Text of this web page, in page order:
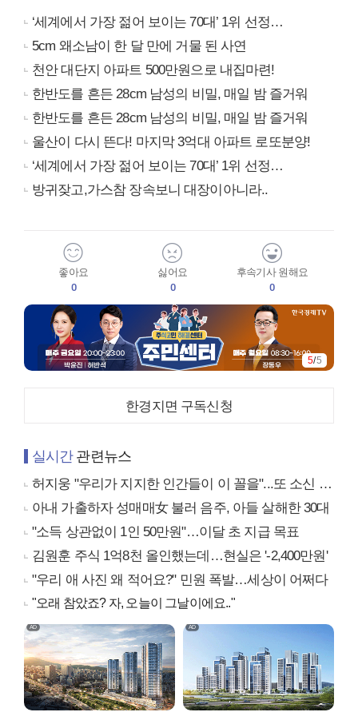
‘세계에서 가장 젊어 보이는 70대’ 1위 선정…
5cm 왜소남이 한 달 만에 거물 된 사연
천안 대단지 아파트 500만원으로 내집마련!
한반도를 흔든 28cm 남성의 비밀, 매일 밤 즐거워
한반도를 흔든 28cm 남성의 비밀, 매일 밤 즐거워
울산이 다시 뜬다! 마지막 3억대 아파트 로또분양!
‘세계에서 가장 젊어 보이는 70대’ 1위 선정…
방귀잦고,가스참 장속보니 대장이아니라..
좋아요
0
싫어요
0
후속기사 원해요
0
5/5
한경지면 구독신청
실시간관련뉴스
허지웅 "우리가 지지한 인간들이 이 꼴을"...또 소신 발언
아내 가출하자 성매매女 불러 음주, 아들 살해한 30대
"소득 상관없이 1인 50만원"…이달 초 지급 목표
김원훈 주식 1억8천 올인했는데…현실은 '-2,400만원'
"우리 애 사진 왜 적어요?" 민원 폭발…세상이 어쩌다
"오래 참았죠? 자, 오늘이 그날이에요.."